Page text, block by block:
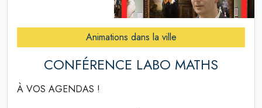
Animations dans la ville
CONFÉRENCE LABO MATHS
À VOS AGENDAS !